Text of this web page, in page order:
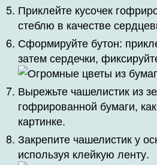
Приклейте кусочек
стеблю в качестве
Сформируйте бутон:
затем сердечки,
Вырежьте чашелистик из
гофрированной бумаги,
картинке.
Закрепите чашелистик у
используя клейкую ленту.